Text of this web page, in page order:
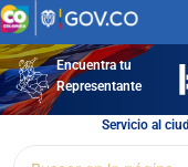
Ir
al
contenidoEncuentra tu
Representante
Servicio al